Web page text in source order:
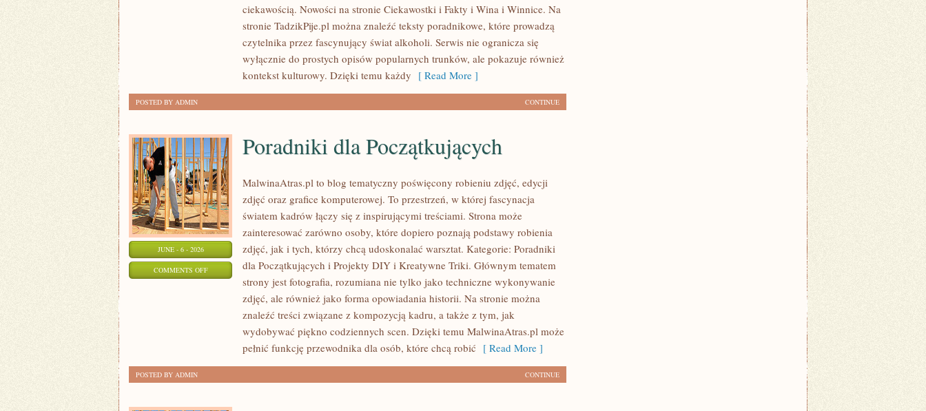
ciekawością. Nowości na stronie Ciekawostki i Fakty i Wina i Winnice. Na
stronie TadzikPije.pl można znaleźć teksty poradnikowe, które prowadzą
czytelnika przez fascynujący świat alkoholi. Serwis nie ogranicza się
wyłącznie do prostych opisów popularnych trunków, ale pokazuje również
kontekst kulturowy. Dzięki temu każdy [ Read More ]
CONTINUE
POSTED BY ADMIN
JUNE - 6 - 2026
COMMENTS OFFON
PORADNIKI
POCZĄTKUJĄCYCH
Poradniki dla Początkujących
MalwinaAtras.pl to blog tematyczny poświęcony robieniu zdjęć, edycji
zdjęć oraz grafice komputerowej. To przestrzeń, w której fascynacja
światem kadrów łączy się z inspirującymi treściami. Strona może
zainteresować zarówno osoby, które dopiero poznają podstawy robienia
zdjęć, jak i tych, którzy chcą udoskonalać warsztat. Kategorie: Poradniki
dla Początkujących i Projekty DIY i Kreatywne Triki. Głównym tematem
strony jest fotografia, rozumiana nie tylko jako techniczne wykonywanie
zdjęć, ale również jako forma opowiadania historii. Na stronie można
znaleźć treści związane z kompozycją kadru, a także z tym, jak
wydobywać piękno codziennych scen. Dzięki temu MalwinaAtras.pl może
pełnić funkcję przewodnika dla osób, które chcą robić [ Read More ]
CONTINUE
POSTED BY ADMIN